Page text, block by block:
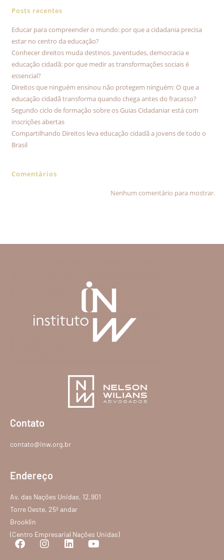
Posts recentes
Educar para compreender o mundo: por que a cidadania precisa
estar no centro da educação?
Conhecer direitos muda destinos. Juventudes, democracia e
educação cidadã: por que medir as transformações sociais é
essencial?
Direitos que ninguém ensinou não protegem ninguém: O que a
educação cidadã transforma quando chega antes do fracasso?
Segundo ciclo de formação sobre os Guias Cidadaniar está com
inscrições abertas
Compartilhando Direitos leva educação cidadã a jovens de todo o
Brasil
Comentários
Nenhum comentário para mostrar.
Contato
contato@inw.org.br
Endereço
Av. das Nações Unidas, 12.901
Torre Oeste, 25º andar
Brooklin
(Centro Empresarial Nações Unidas)